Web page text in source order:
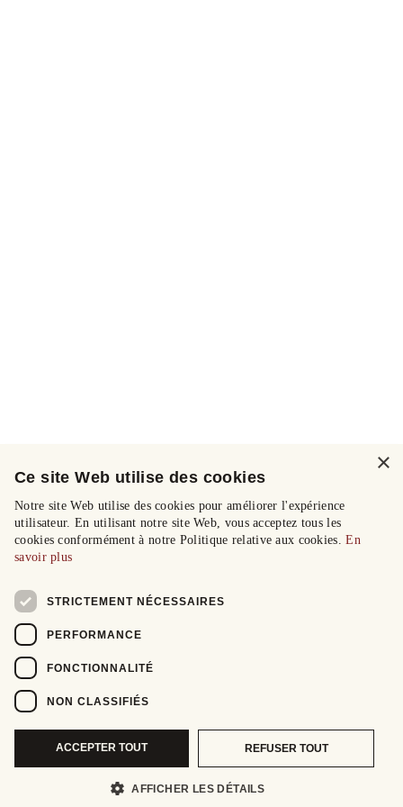
×
Ce site Web utilise des cookies
Notre site Web utilise des cookies pour améliorer l'expérience
utilisateur. En utilisant notre site Web, vous acceptez tous les
cookies conformément à notre Politique relative aux cookies.En
savoir plus
STRICTEMENT NÉCESSAIRES
PERFORMANCE
FONCTIONNALITÉ
NON CLASSIFIÉS
ACCEPTER TOUT REFUSER TOUT
AFFICHER LES DÉTAILS